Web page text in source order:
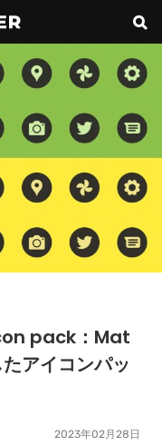
pack：Mat
アイコンパッ
2023年02月28日